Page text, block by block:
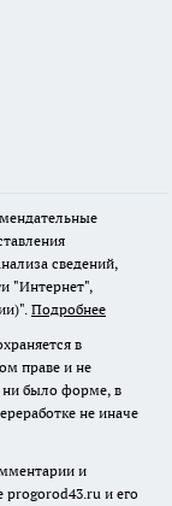
сведений,
"Интернет",
Подробнее
в
праве и не
ни было форме, в
не иначе
и
progorod43.ru и его